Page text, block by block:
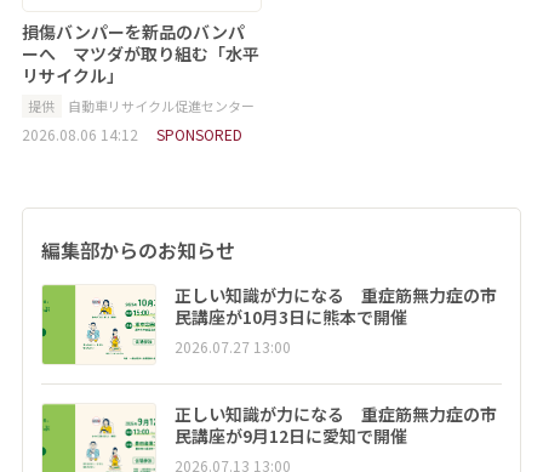
損傷バンパーを新品のバンパ
ーへ マツダが取り組む「水平
リサイクル」
提供 自動車リサイクル促進センター
2026.08.06 14:12 SPONSORED
編集部からのお知らせ
正しい知識が力になる 重症筋無力症の市
民講座が10月3日に熊本で開催
2026.07.27 13:00
正しい知識が力になる 重症筋無力症の市
民講座が9月12日に愛知で開催
2026.07.13 13:00